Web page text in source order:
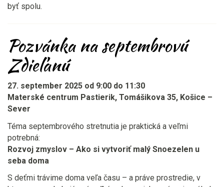
byť spolu.
Pozvánka na septembrovú
Zdieľanú
27. september 2025 od 9:00 do 11:30
Materské centrum Pastierik, Tomášikova 35, Košice –
Sever
Téma septembrového stretnutia je praktická a veľmi
potrebná:
Rozvoj zmyslov – Ako si vytvoriť malý Snoezelen u
seba doma
S deťmi trávime doma veľa času – a práve prostredie, v